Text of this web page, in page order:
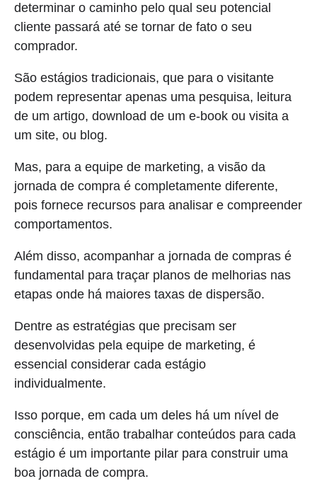
determinar o caminho pelo qual seu potencial
cliente passará até se tornar de fato o seu
comprador.
São estágios tradicionais, que para o visitante
podem representar apenas uma pesquisa, leitura
de um artigo, download de um e-book ou visita a
um site, ou blog.
Mas, para a equipe de marketing, a visão da
jornada de compra é completamente diferente,
pois fornece recursos para analisar e compreender
comportamentos.
Além disso, acompanhar a jornada de compras é
fundamental para traçar planos de melhorias nas
etapas onde há maiores taxas de dispersão.
Dentre as estratégias que precisam ser
desenvolvidas pela equipe de marketing, é
essencial considerar cada estágio
individualmente.
Isso porque, em cada um deles há um nível de
consciência, então trabalhar conteúdos para cada
estágio é um importante pilar para construir uma
boa jornada de compra.